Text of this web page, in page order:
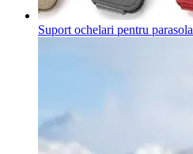
Suport ochelari pentru